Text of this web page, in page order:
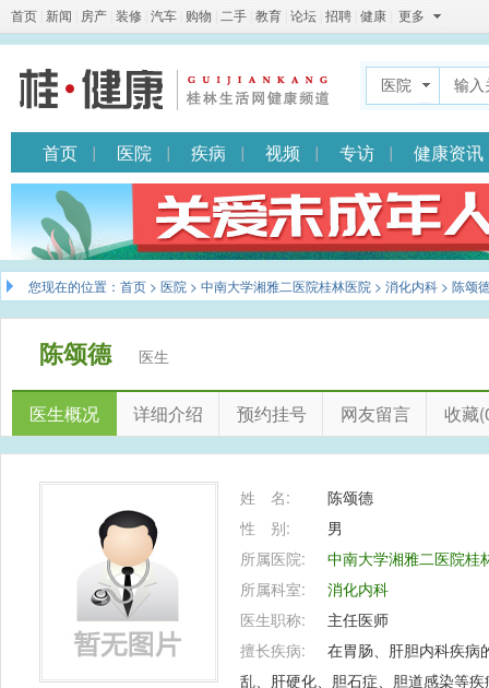
首页 新闻 房产 装修 汽车 购物 二手 教育 论坛 招聘 健康 更多
医院
首页 医院 疾病 视频 专访 健康资讯
您现在的位置： 首页 > 医院 > 中南大学湘雅二医院桂林医院 > 消化内科 > 陈颂
陈颂德 医生
医生概况 详细介绍 预约挂号 网友留言 收藏
姓 名:
陈颂德
性 别:
男
所属医院:
中南大学湘雅二医院桂
所属科室:
消化内科
医生职称:
主任医师
擅长疾病:
在胃肠、肝胆内科疾病
乱、肝硬化、胆石症、胆道感染等